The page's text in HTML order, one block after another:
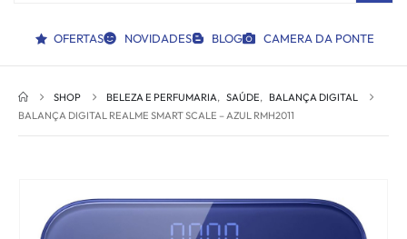
OFERTAS NOVIDADES BLOG CAMERA DA PONTE
SHOP BELEZA E PERFUMARIA, SAÚDE, BALANÇA DIGITAL
BALANÇA DIGITAL REALME SMART SCALE – AZUL RMH2011